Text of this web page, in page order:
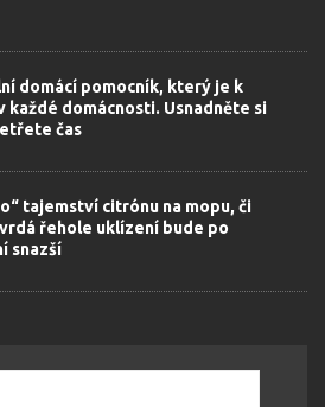
domácí pomocník, který je k
každé domácnosti. Usnadněte si
čas
tajemství citrónu na mopu, či
řehole uklízení bude po
snazší